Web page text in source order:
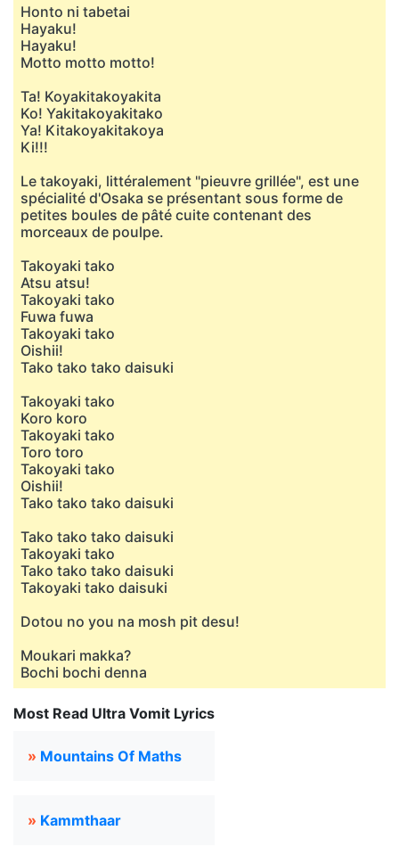
Honto ni tabetai
Hayaku!
Hayaku!
Motto motto motto!
Ta! Koyakitakoyakita
Ko! Yakitakoyakitako
Ya! Kitakoyakitakoya
Ki!!!
Le takoyaki, littéralement "pieuvre grillée", est une
spécialité d'Osaka se présentant sous forme de
petites boules de pâté cuite contenant des
morceaux de poulpe.
Takoyaki tako
Atsu atsu!
Takoyaki tako
Fuwa fuwa
Takoyaki tako
Oishii!
Tako tako tako daisuki
Takoyaki tako
Koro koro
Takoyaki tako
Toro toro
Takoyaki tako
Oishii!
Tako tako tako daisuki
Tako tako tako daisuki
Takoyaki tako
Tako tako tako daisuki
Takoyaki tako daisuki
Dotou no you na mosh pit desu!
Moukari makka?
Bochi bochi denna
Most Read Ultra Vomit Lyrics
» Mountains Of Maths
» Kammthaar